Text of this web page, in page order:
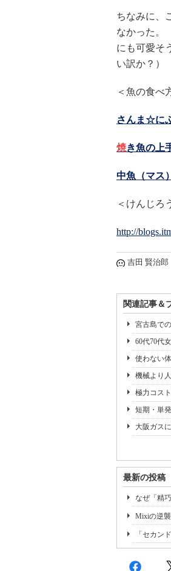
ちなみに、
なかった。
にも可愛そ
い訳か？）
＜魚の食べ
さんま☆に
焼き魚の上
中魚（マス
＜けんじろ
http://
吉田 賢治郎
関連記事＆
宮古島で
60代70代
使わない
機械より
極力コス
短期・単
大阪ガス
最新の投稿
なぜ「精
Mixiの逆襲
「セカン